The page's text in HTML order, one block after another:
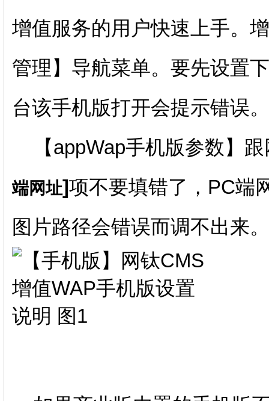
增值服务的用户快速上手。
管理】导航菜单。要先设置
台该手机版打开会提示错误。
【appWap手机版参数】
端网址]项不要填错了， PC端
图片路径会错误而调不出来。